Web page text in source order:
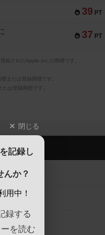
39 PT
37 PT
録されたApple Inc.の商標です。
または登録商標です。
は登録商標です。
閉じる
記録し
んか？
用中！
録する
を読む